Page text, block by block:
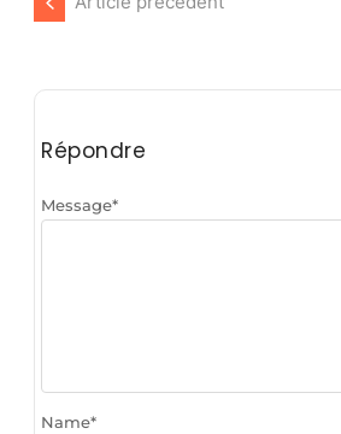
Répondre
Message*
Name*